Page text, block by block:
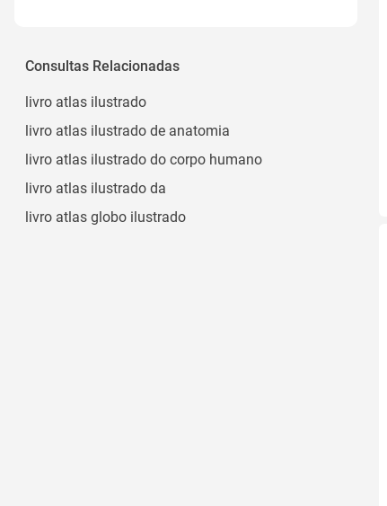
2026
Consultas Relacionadas
livro atlas ilustrado
livro atlas ilustrado de anatomia
livro atlas ilustrado do corpo humano
livro atlas ilustrado da
livro atlas globo ilustrado